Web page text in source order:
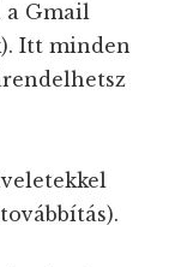
Gmail
Itt minden